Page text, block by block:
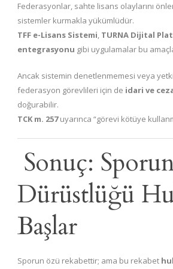
Federasyonlar, sahte lisans olaylarını
sistemler kurmakla yükümlüdür.
TFF e-Lisans Sistemi, TURNA Dijital
entegrasyonu gibi uygulamalar bu
Ancak sistemin denetlenmemesi veya
federasyon görevlileri için de idari ve
doğurabilir.
TCK m. 257uyarınca “görevi kötüye
Sonuç:
Dürüstlüğü
Başlar
Sporun özü rekabettir; ama bu rekabet